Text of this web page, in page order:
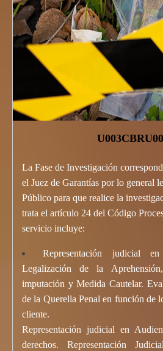
La Fase de Investigación
el Juez de Garantías por lo general
Público para que realice la
trata el artículo 24 del Código
servicio incluye:
Representación judicial
Legalización de la
imputación y Medida Cautelar.
de la Querella Penal en función de
cliente.
Representación judicial en
derechos. Representación